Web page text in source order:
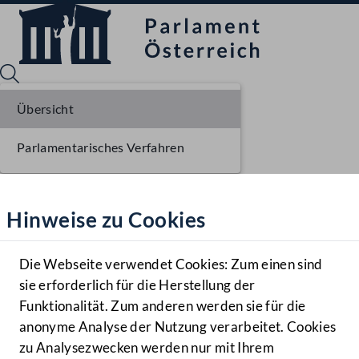
Hilfe
Benutzer
Navigationsmenü öffnen
MENÜ
Hinweise zu Cookies
Die Webseite verwendet Cookies: Zum einen sind
sie erforderlich für die Herstellung der
Funktionalität. Zum anderen werden sie für die
anonyme Analyse der Nutzung verarbeitet. Cookies
zu Analysezwecken werden nur mit Ihrem
Übersicht
Parlamentarisches Verfahren